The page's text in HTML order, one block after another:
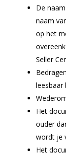
De
naam
op het
Seller
leesbaar
Het
ouder
wordt je
Het